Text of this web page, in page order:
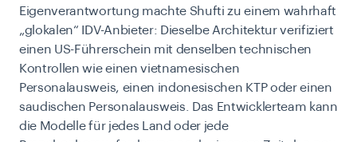
Eigenverantwortung machte Shufti zu einem wahrhaft
„glokalen“ IDV-Anbieter: Dieselbe Architektur verifiziert
einen US-Führerschein mit denselben technischen
Kontrollen wie einen vietnamesischen
Personalausweis, einen indonesischen KTP oder einen
saudischen Personalausweis. Das Entwicklerteam kann
die Modelle für jedes Land oder jede